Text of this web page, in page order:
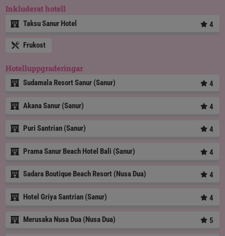
Inkluderat hotell
Taksu Sanur Hotel 4
Frukost
Hotelluppgraderingar
Sudamala Resort Sanur (Sanur) 4
Akana Sanur (Sanur) 4
Puri Santrian (Sanur) 4
Prama Sanur Beach Hotel Bali (Sanur) 4
Sadara Boutique Beach Resort (Nusa Dua) 4
Hotel Griya Santrian (Sanur) 4
Merusaka Nusa Dua (Nusa Dua) 5